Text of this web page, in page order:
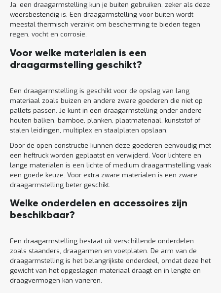
Ja, een draagarmstelling kun je buiten gebruiken, zeker als deze
weersbestendig is. Een draagarmstelling voor buiten wordt
meestal thermisch verzinkt om bescherming te bieden tegen
regen, vocht en corrosie.
Voor welke materialen is een
draagarmstelling geschikt?
Een draagarmstelling is geschikt voor de opslag van lang
materiaal zoals buizen en andere zware goederen die niet op
pallets passen. Je kunt in een draagarmstelling onder andere
houten balken, bamboe, planken, plaatmateriaal, kunststof of
stalen leidingen, multiplex en staalplaten opslaan.
Door de open constructie kunnen deze goederen eenvoudig met
een heftruck worden geplaatst en verwijderd. Voor lichtere en
lange materialen is een lichte of medium draagarmstelling vaak
een goede keuze. Voor extra zware materialen is een zware
draagarmstelling beter geschikt.
Welke onderdelen en accessoires zijn
beschikbaar?
Een draagarmstelling bestaat uit verschillende onderdelen
zoals staanders, draagarmen en voetplaten. De arm van de
draagarmstelling is het belangrijkste onderdeel, omdat deze het
gewicht van het opgeslagen materiaal draagt en in lengte en
draagvermogen kan variëren.